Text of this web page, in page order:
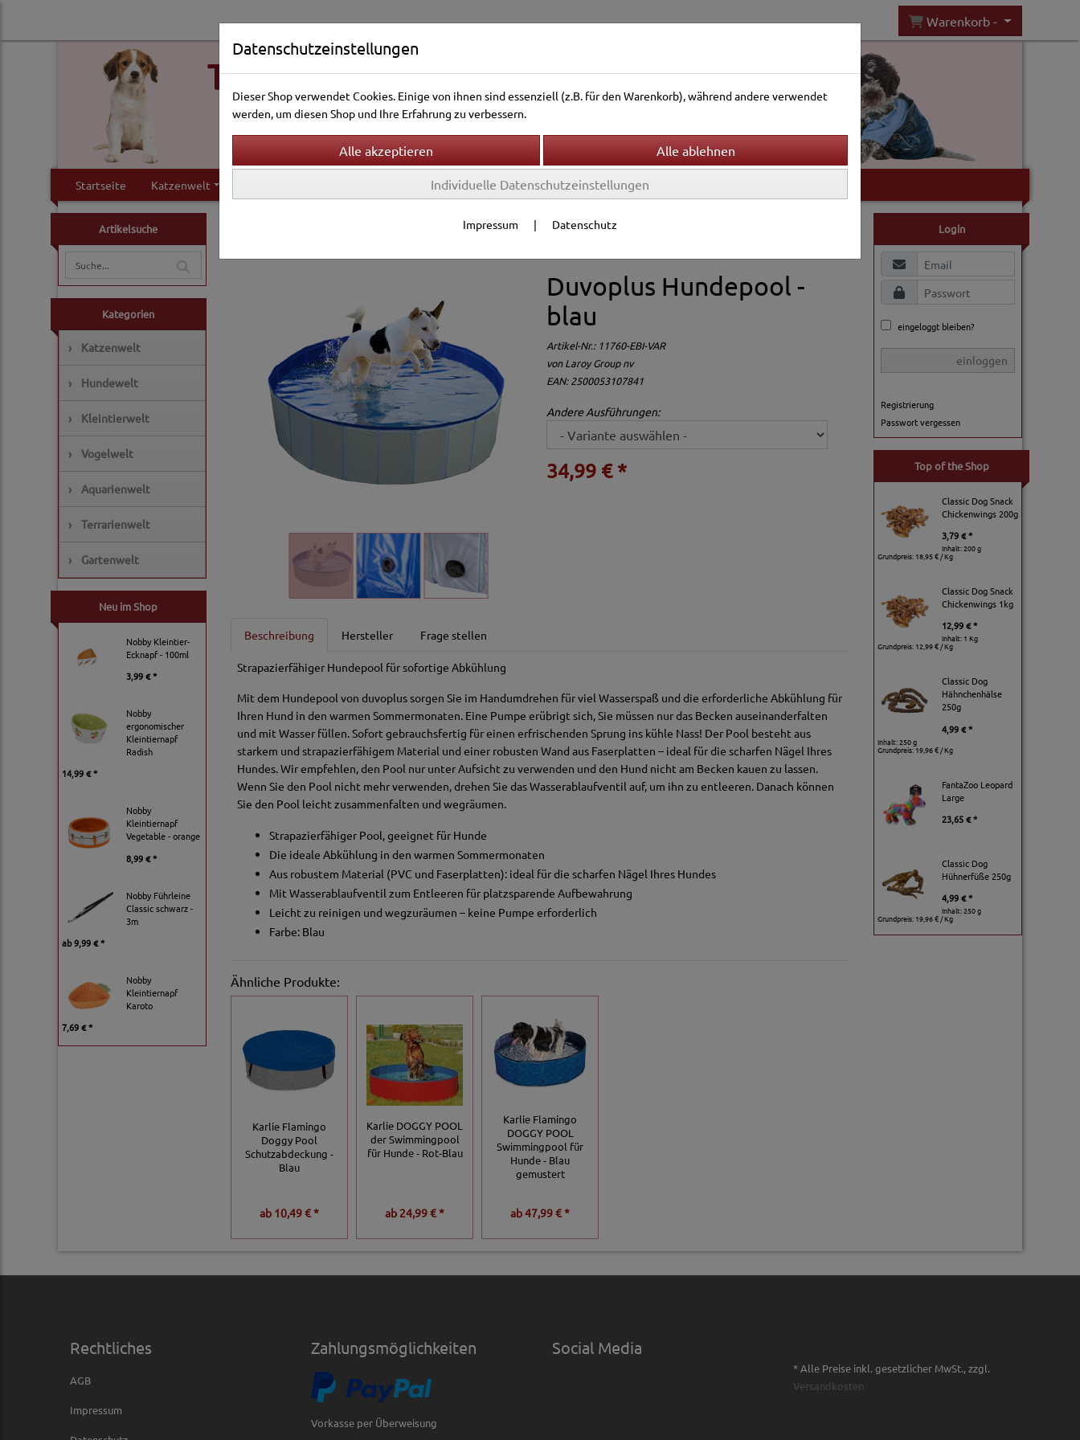
Warenkorb -
Startseite Katzenwelt Vogelwelt Aquarienwelt Terrarienwelt
Artikelsuche
Kategorien
› Katzenwelt
› Hundewelt
› Kleintierwelt
› Vogelwelt
› Aquarienwelt
› Terrarienwelt
› Gartenwelt
Neu im Shop
Nobby Kleintier-
Ecknapf - 100ml
3,99 € *
Nobby
ergonomischer
Kleintiernapf
Radish
14,99 € *
Nobby
Kleintiernapf
Vegetable - orange
8,99 € *
Nobby Führleine
Classic schwarz -
3m
ab9,99 € *
Nobby
Kleintiernapf
Karoto
7,69 € *
Duvoplus Hundepool -
blau
Artikel-Nr.: 11760-EBI-VAR
vonLaroy Group nv
EAN: 2500053107841
Andere Ausführungen:
34,99 € *
Beschreibung Hersteller Frage stellen
Strapazierfähiger Hundepool für sofortige Abkühlung
Mit dem Hundepool von duvoplus sorgen Sie im Handumdrehen für viel Wasserspaß und die erforderliche Abkühlung für
Ihren Hund in den warmen Sommermonaten. Eine Pumpe erübrigt sich, Sie müssen nur das Becken auseinanderfalten
und mit Wasser füllen. Sofort gebrauchsfertig für einen erfrischenden Sprung ins kühle Nass! Der Pool besteht aus
starkem und strapazierfähigem Material und einer robusten Wand aus Faserplatten – ideal für die scharfen Nägel Ihres
Hundes. Wir empfehlen, den Pool nur unter Aufsicht zu verwenden und den Hund nicht am Becken kauen zu lassen.
Wenn Sie den Pool nicht mehr verwenden, drehen Sie das Wasserablaufventil auf, um ihn zu entleeren. Danach können
Sie den Pool leicht zusammenfalten und wegräumen.
Strapazierfähiger Pool, geeignet für Hunde
Die ideale Abkühlung in den warmen Sommermonaten
Aus robustem Material (PVC und Faserplatten): ideal für die scharfen Nägel Ihres Hundes
Mit Wasserablaufventil zum Entleeren für platzsparende Aufbewahrung
Leicht zu reinigen und wegzuräumen – keine Pumpe erforderlich
Farbe: Blau
Ähnliche Produkte:
Karlie Flamingo
Doggy Pool
Schutzabdeckung -
Blau
ab 10,49 € *
Karlie DOGGY POOL
der Swimmingpool
für Hunde - Rot-Blau
ab 24,99 € *
Karlie Flamingo
DOGGY POOL
Swimmingpool für
Hunde - Blau
gemustert
ab47,99 € *
Login
eingeloggt bleiben?
einloggen
Registrierung
Passwort vergessen
Top of the Shop
Classic Dog Snack
Chickenwings 200g
3,79 € *
Inhalt: 200 g
Grundpreis: 18,95 € / Kg
Classic Dog Snack
Chickenwings 1kg
12,99 € *
Inhalt: 1 Kg
Grundpreis: 12,99 € / Kg
Classic Dog
Hähnchenhälse
250g
4,99 € *
Inhalt: 250 g
Grundpreis:19,96 € / Kg
FantaZoo Leopard
Large
23,65 € *
Classic Dog
Hühnerfüße 250g
4,99 € *
Inhalt: 250 g
Grundpreis: 19,96 € / Kg
Rechtliches
AGB
Impressum
Zahlungsmöglichkeiten
Vorkasse per Überweisung
Social Media
* Alle Preise inkl. gesetzlicher MwSt., zzgl.
Versandkosten
Datenschutzeinstellungen
Dieser Shop verwendet Cookies. Einige von ihnen sind essenziell (z.B. für den Warenkorb), während andere verwendet
werden, um diesen Shop und Ihre Erfahrung zu verbessern.
Individuelle Datenschutzeinstellungen
Impressum | Datenschutz